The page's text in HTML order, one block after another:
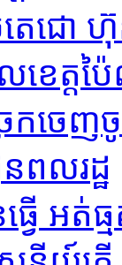
តេជោ
ខេត្តប៉
ចេញចូ
ព​លរដ្ឋ
វើ អត់